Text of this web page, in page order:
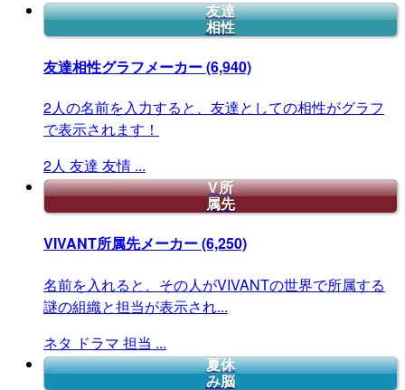
友達
相性
友達相性グラフメーカー(6,940)
2人の名前を入力すると、友達としての相性がグラフ
で表示されます！
2人 友達 友情 ...
V所
属先
VIVANT所属先メーカー(6,250)
名前を入れると、その人がVIVANTの世界で所属する
謎の組織と担当が表示され...
ネタ ドラマ 担当 ...
夏休
み脳